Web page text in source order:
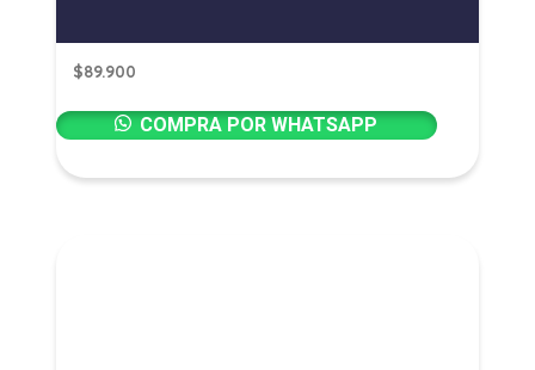
$89.900
COMPRA POR WHATSAPP